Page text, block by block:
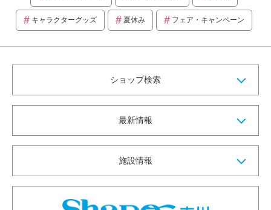
キャラクターグッズ 夏休み フェア・キャンペーン
ショップ検索
最新情報
施設情報